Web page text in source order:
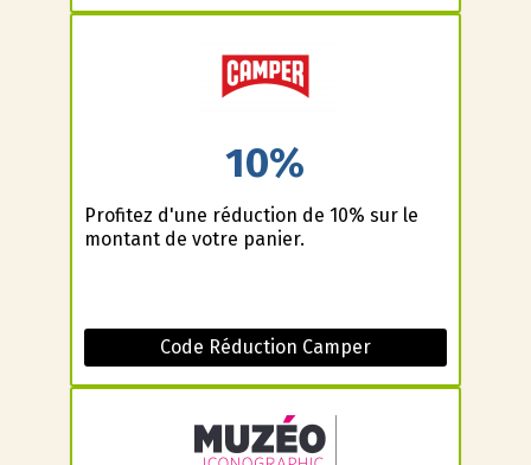
10%
Profitez d'une réduction de 10% sur le
montant de votre panier.
Code Réduction Camper